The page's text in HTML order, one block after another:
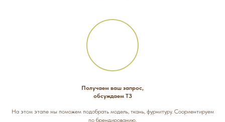
Получаем ваш запрос,
обсуждаем ТЗ
На этом этапе мы поможем подобрать модель, ткань, фурнитуру. Соориентируем
по брендированию.